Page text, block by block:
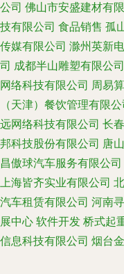
公司 佛山市安盛建材有
技有限公司 食品销售 孤
传媒有限公司 滁州英新
司 成都半山雕塑有限公司
网络科技有限公司 周易
（天津）餐饮管理有限公
远网络科技有限公司 长
邦科技股份有限公司 唐
昌傲球汽车服务有限公司
上海皆齐实业有限公司
汽车租赁有限公司 河南
展中心 软件开发 桥式起
信息科技有限公司 烟台